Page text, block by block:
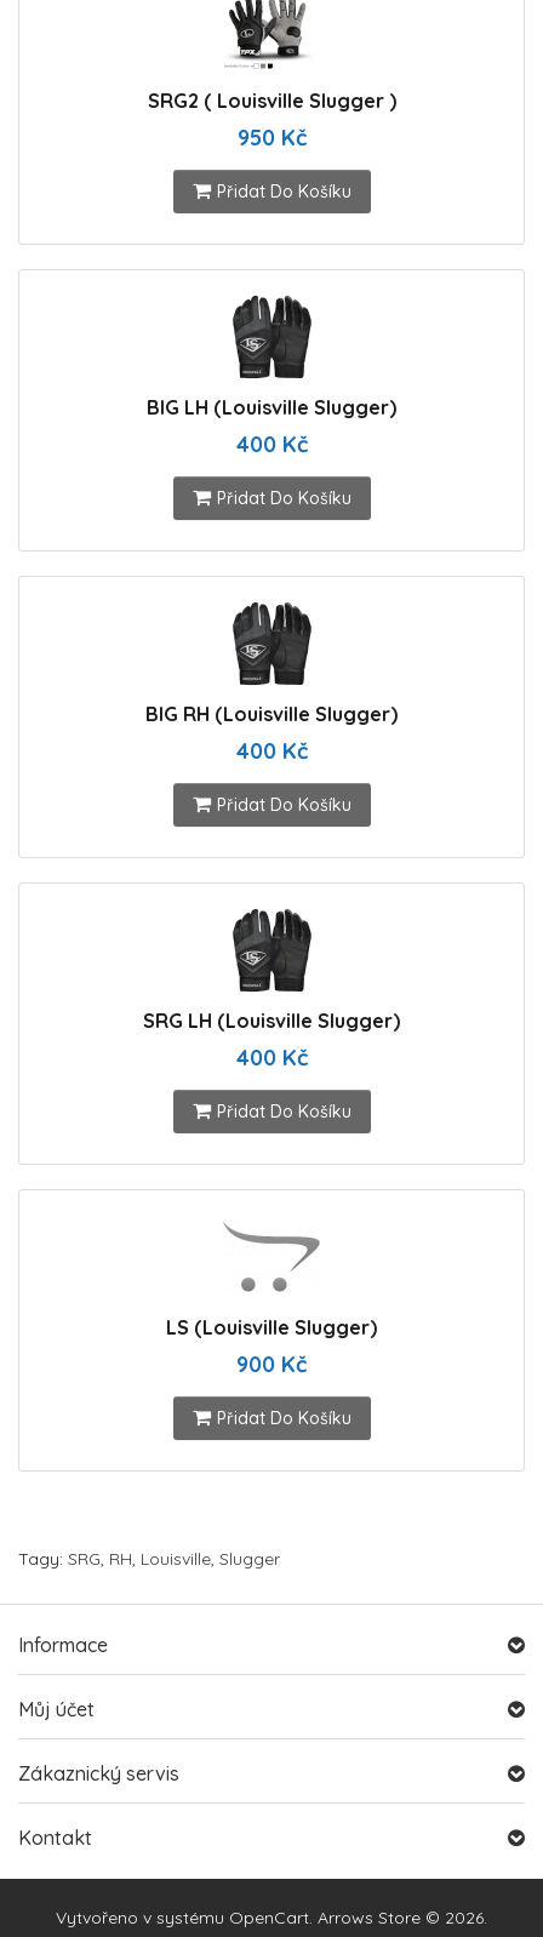
SRG2 ( Louisville Slugger )
950 Kč
Přidat Do Košíku
BIG LH (Louisville Slugger)
400 Kč
Přidat Do Košíku
BIG RH (Louisville Slugger)
400 Kč
Přidat Do Košíku
SRG LH (Louisville Slugger)
400 Kč
Přidat Do Košíku
LS (Louisville Slugger)
900 Kč
Přidat Do Košíku
Tagy: SRG, RH, Louisville, Slugger
Informace
Můj účet
Zákaznický servis
Kontakt
Vytvořeno v systému OpenCart. Arrows Store © 2026.